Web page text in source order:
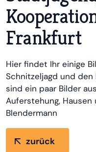
Frankfurt
Hier findet Ihr einige
Schnitzeljagd und den
sind ein paar Bilder
Auferstehung, Hausen
Blendermann
zurück